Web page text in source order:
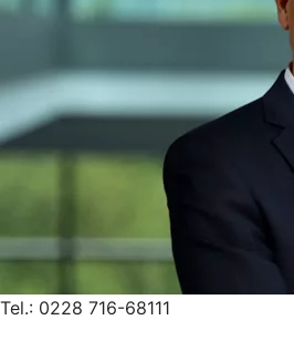
Tel.: 0228 716-68111